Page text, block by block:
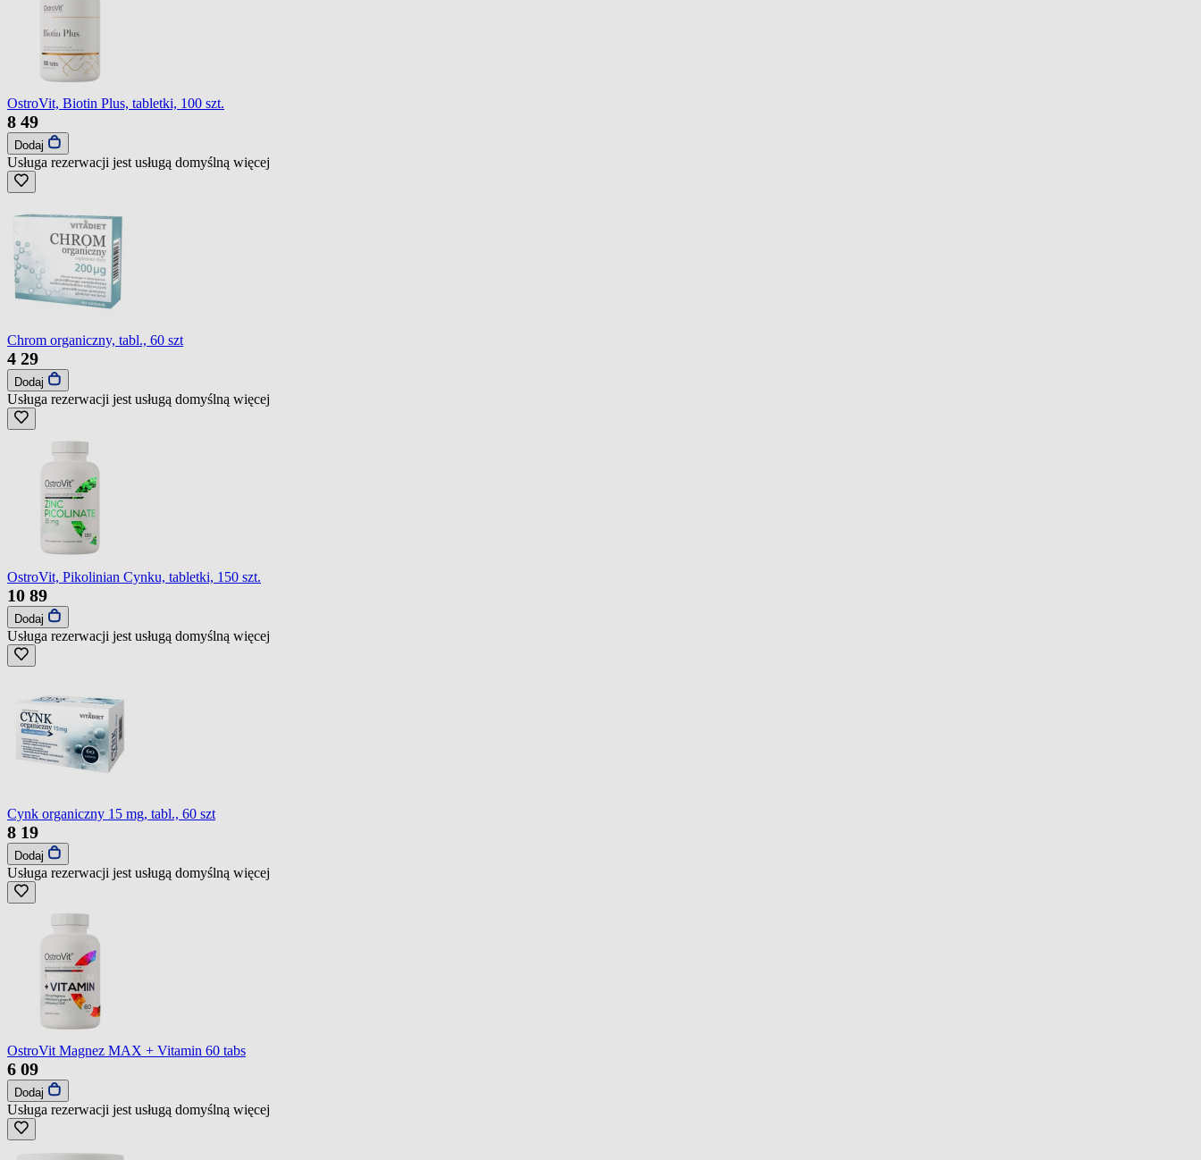
OstroVit, Biotin Plus, tabletki, 100 szt.
8 49
Dodaj
Usługa rezerwacji jest usługą domyślną więcej
Chrom organiczny, tabl., 60 szt
4 29
Dodaj
Usługa rezerwacji jest usługą domyślną więcej
OstroVit, Pikolinian Cynku, tabletki, 150 szt.
10 89
Dodaj
Usługa rezerwacji jest usługą domyślną więcej
Cynk organiczny 15 mg, tabl., 60 szt
8 19
Dodaj
Usługa rezerwacji jest usługą domyślną więcej
OstroVit Magnez MAX + Vitamin 60 tabs
6 09
Dodaj
Usługa rezerwacji jest usługą domyślną więcej